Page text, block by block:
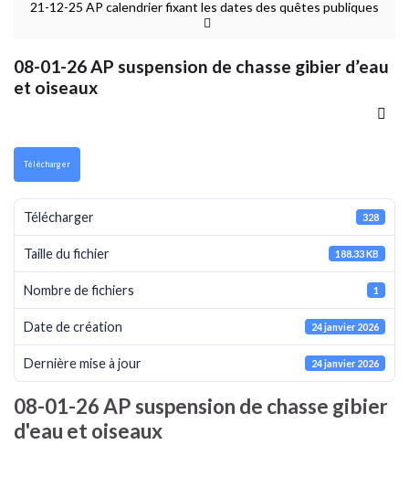
21-12-25 AP calendrier fixant les dates des quêtes publiques
08-01-26 AP suspension de chasse gibier d’eau
et oiseaux
Télécharger
Télécharger 328
Taille du fichier 188.33 KB
Nombre de fichiers 1
Date de création 24 janvier 2026
Dernière mise à jour 24 janvier 2026
08-01-26 AP suspension de chasse gibier
d'eau et oiseaux